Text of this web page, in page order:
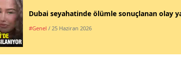
Dubai seyahatinde ölümle sonuçlanan olay
#Genel / 25 Haziran 2026